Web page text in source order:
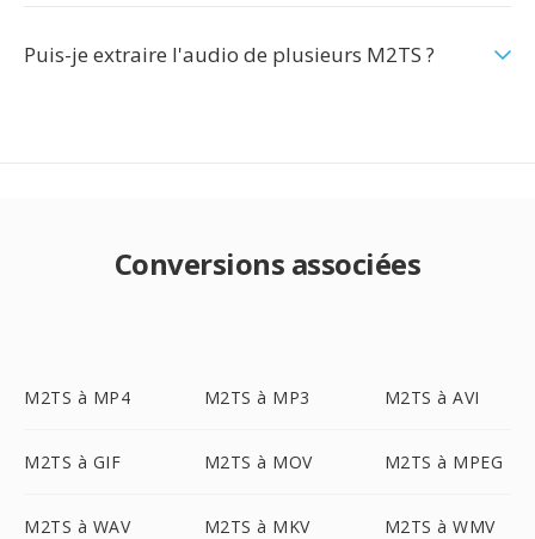
Puis-je extraire l'audio de plusieurs M2TS ?
Conversions associées
M2TS à MP4 M2TS à MP3 M2TS à AVI
M2TS à GIF M2TS à MOV M2TS à MPEG
M2TS à WAV M2TS à MKV M2TS à WMV